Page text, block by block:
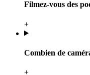
Filmez-vous des
+
Combien de
+